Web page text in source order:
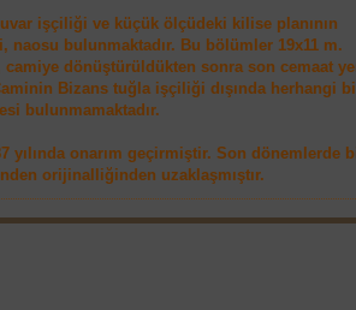
işçiliği ve küçük ölçüdeki kilise planının
naosu bulunmaktadır. Bu bölümler 19x11 m.
dönüştürüldükten sonra son cemaat
Bizans tuğla işçiliği dışında herhangi
bulunmamaktadır.
yılında onarım geçirmiştir. Son dönemlerde
orijinalliğinden uzaklaşmıştır.